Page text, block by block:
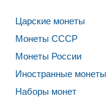
Царские монеты
Монеты СССР
Монеты России
Иностранные монеты
Наборы монет